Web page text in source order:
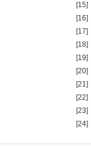
[15]
[16]
[17]
[18]
[19]
[20]
[21]
[22]
[23]
[24]